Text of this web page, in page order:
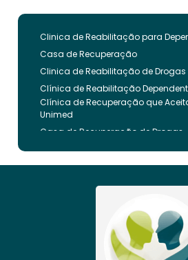
Clinica de Reabilitação para
Casa de Recuperação
Clinica de Reabilitação de Drogas
Clínica de Reabilitação
Clínica de Recuperação que
Unimed
Casa de Recuperação de Drogas
Clínica de Reabilitação de
Clinica de Recuperação de
Internação Involuntária que Aceita
Clinica de Reabilitação Involuntaria
Clinica de Reabilitação de Drogas
Casa de Recuperação para